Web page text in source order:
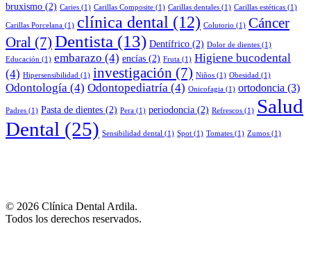
bruxismo (2) Caries (1) Carillas Composite (1) Carillas dentales (1) Carillas estéticas (1)
Carillas Porcelana (1) clínica dental (12) Colutorio (1) Cáncer
Oral (7) Dentista (13) Dentífrico (2) Dolor de dientes (1)
Educación (1) embarazo (4) encías (2) Fruta (1) Higiene bucodental
(4) Hipersensibilidad (1) investigación (7) Niños (1) Obesidad (1)
Odontología (4) Odontopediatría (4) Onicofagia (1) ortodoncia (3)
Padres (1) Pasta de dientes (2) Pera (1) periodoncia (2) Refrescos (1) Salud
Dental (25) Sensibilidad dental (1) Spot (1) Tomates (1) Zumos (1)
© 2026 Clínica Dental Ardila.
Todos los derechos reservados.